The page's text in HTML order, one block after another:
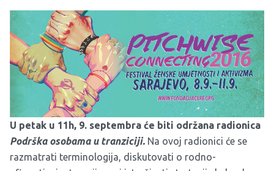
U petak u 11h, 9. septembra će biti održana radionica
Podrška osobama u tranziciji. Na ovoj radionici će se
razmatrati terminologija, diskutovati o rodno-